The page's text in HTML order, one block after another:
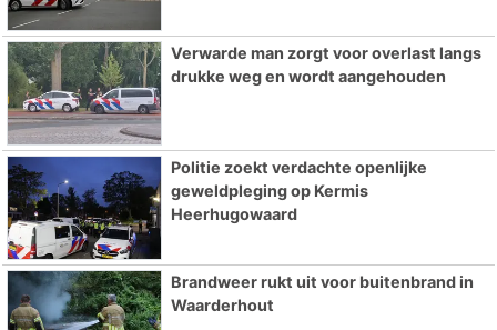
Verwarde man zorgt voor overlast langs
drukke weg en wordt aangehouden
Politie zoekt verdachte openlijke
geweldpleging op Kermis
Heerhugowaard
Brandweer rukt uit voor buitenbrand in
Waarderhout